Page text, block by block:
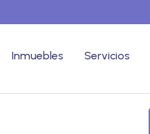
Inmuebles Servicios